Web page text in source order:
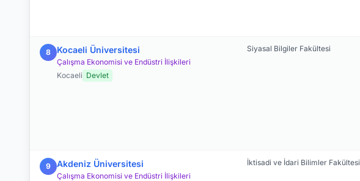
8 Kocaeli Üniversitesi
Çalışma Ekonomisi ve Endüstri İlişkileri
Kocaeli Devlet
Siyasal Bilgiler Fakültesi
9 Akdeniz Üniversitesi
Çalışma Ekonomisi ve Endüstri İlişkileri
İktisadi ve İdari Bilimler Fakültesi